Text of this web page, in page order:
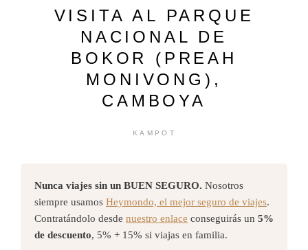
VISITA AL PARQUE
NACIONAL DE
BOKOR (PREAH
MONIVONG),
CAMBOYA
KAMPOT
Nunca viajes sin un BUEN SEGURO. Nosotros
siempre usamos Heymondo, el mejor seguro de viajes.
Contratándolo desde nuestro enlace conseguirás un 5%
de descuento, 5% + 15% si viajas en familia.